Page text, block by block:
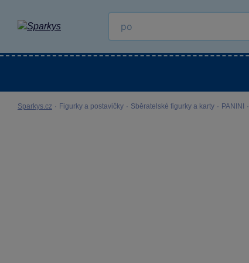
Sparkys.cz · Figurky a postavičky · Sběratelské figurky a karty · PANINI ·